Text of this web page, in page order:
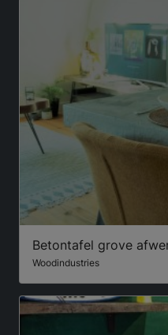
Betontafel grove
Woodindustries